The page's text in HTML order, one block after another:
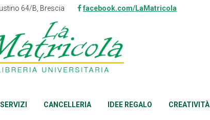
64/B, Brescia facebook.com/LaMatricola
SERVIZI CANCELLERIA IDEE REGALO CREATIVITÀ